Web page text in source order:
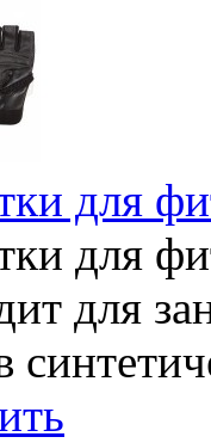
для
для
для